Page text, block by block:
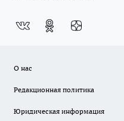
О нас
Редакционная политика
Юридическая информация